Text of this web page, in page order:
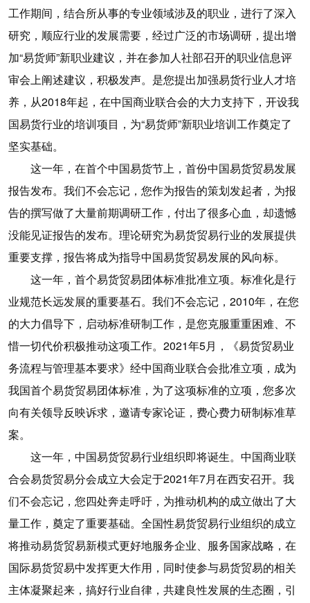
工作期间，结合所从事的专业领域涉及的职业，进行了深入
研究，顺应行业的发展需要，经过广泛的市场调研，提出增
加“易货师”新职业建议，并在参加人社部召开的职业信息评
审会上阐述建议，积极发声。是您提出加强易货行业人才培
养，从2018年起，在中国商业联合会的大力支持下，开设我
国易货行业的培训项目，为“易货师”新职业培训工作奠定了
坚实基础。
这一年，在首个中国易货节上，首份中国易货贸易发展
报告发布。我们不会忘记，您作为报告的策划发起者，为报
告的撰写做了大量前期调研工作，付出了很多心血，却遗憾
没能见证报告的发布。理论研究为易货贸易行业的发展提供
重要支撑，报告将成为指导中国易货贸易发展的风向标。
这一年，首个易货贸易团体标准批准立项。标准化是行
业规范长远发展的重要基石。我们不会忘记，2010年，在您
的大力倡导下，启动标准研制工作，是您克服重重困难、不
惜一切代价积极推动这项工作。2021年5月，《易货贸易业
务流程与管理基本要求》经中国商业联合会批准立项，成为
我国首个易货贸易团体标准，为了这项标准的立项，您多次
向有关领导反映诉求，邀请专家论证，费心费力研制标准草
案。
这一年，中国易货贸易行业组织即将诞生。中国商业联
合会易货贸易分会成立大会定于2021年7月在西安召开。我
们不会忘记，您四处奔走呼吁，为推动机构的成立做出了大
量工作，奠定了重要基础。全国性易货贸易行业组织的成立
将推动易货贸易新模式更好地服务企业、服务国家战略，在
国际易货贸易中发挥更大作用，同时使参与易货贸易的相关
主体凝聚起来，搞好行业自律，共建良性发展的生态圈，引